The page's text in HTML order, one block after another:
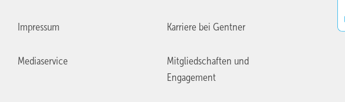
Impressum Karriere bei Gentner
Mediaservice
Mitgliedschaften und
Engagement